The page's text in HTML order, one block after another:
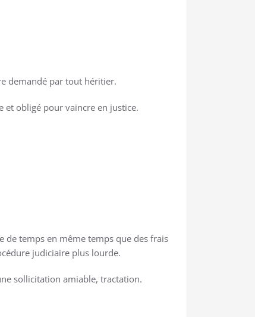
demandé par tout héritier.
et obligé pour vaincre en justice.
de temps en même temps que des frais
judiciaire plus lourde.
sollicitation amiable, tractation.